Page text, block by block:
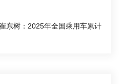
东树：2025年全国乘用车累计